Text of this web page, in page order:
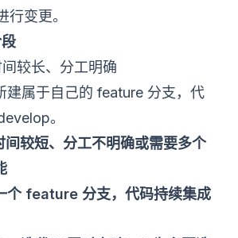
行变更。
较长、分工明确
建属于自己的 feature 分支，代
。
间较短、分工不明确或需要多个
个 feature 分支，代码持续集成